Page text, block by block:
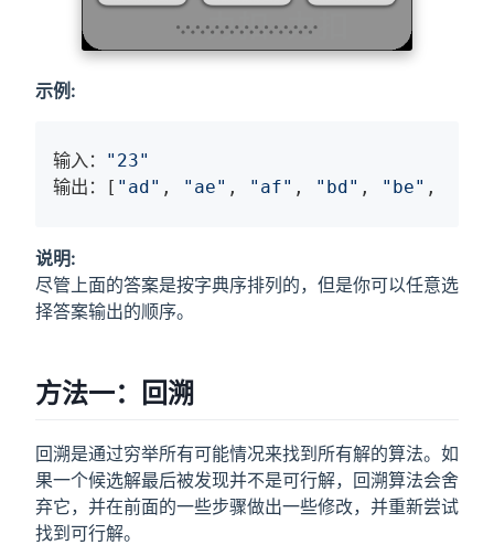
示例:
输入：
"23"
输出：[ "ad" , "ae" , "af" , "bd" , "be" ,
说明:
尽管上面的答案是按字典序排列的，但是你可以任意选
择答案输出的顺序。
方法一：回溯
回溯是通过穷举所有可能情况来找到所有解的算法。如
果一个候选解最后被发现并不是可行解，回溯算法会舍
弃它，并在前面的一些步骤做出一些修改，并重新尝试
找到可行解。